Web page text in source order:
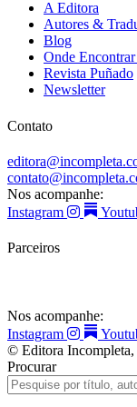
A Editora
Autores &
Blog
Onde
Revista Puñado
Newsletter
Contato
Nos acompanhe:
Instagram
Parceiros
Nos acompanhe:
Instagram
© Editora Incompleta,
Procurar